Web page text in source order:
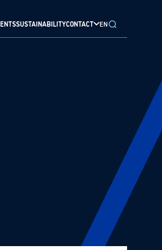
SUSTAINABILITYCONTACT EN